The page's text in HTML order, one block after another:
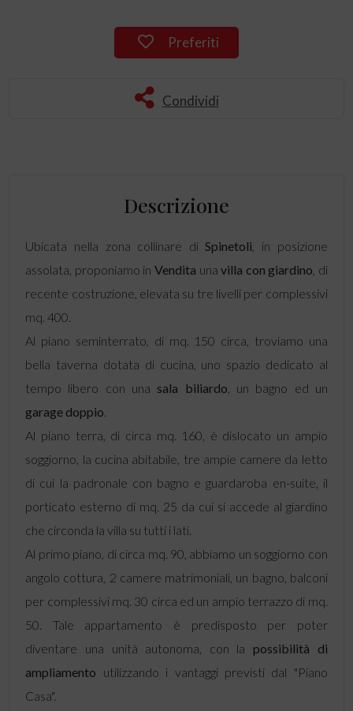
Preferiti
Condividi
Descrizione
Ubicata nella zona collinare diSpinetoli , in posizione
assolata, proponiamo in Vendita unavilla con giardino , di
recente costruzione, elevata su tre livelli per complessivi
mq. 400.
Al piano seminterrato, di mq. 150 circa, troviamo una
bella taverna dotata di cucina, uno spazio dedicato al
tempo libero con una sala biliardo , un bagno ed un
garage doppio.
Al piano terra, di circa mq. 160, è dislocato un ampio
soggiorno, la cucina abitabile, tre ampie camere da letto
di cui la padronale con bagno e guardaroba en-suite, il
porticato esterno di mq. 25 da cui si accede al giardino
che circonda la villa su tutti i lati.
Al primo piano, di circa mq. 90, abbiamo un soggiorno con
angolo cottura, 2 camere matrimoniali, un bagno, balconi
per complessivi mq. 30 circa ed un ampio terrazzo di mq.
50. Tale appartamento è predisposto per poter
diventare una unità autonoma, con la possibilità di
ampliamento utilizzando i vantaggi previsti dal "Piano
Casa".